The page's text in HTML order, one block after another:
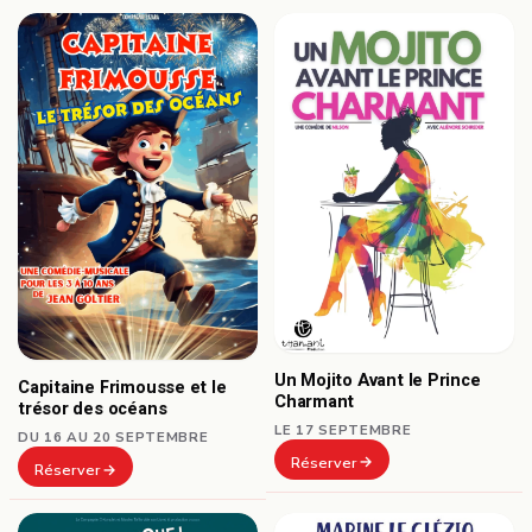
Capitaine Frimousse et le
trésor des océans
DU 16 AU 20 SEPTEMBRE
Réserver
Un Mojito Avant le Prince
Charmant
LE 17 SEPTEMBRE
Réserver